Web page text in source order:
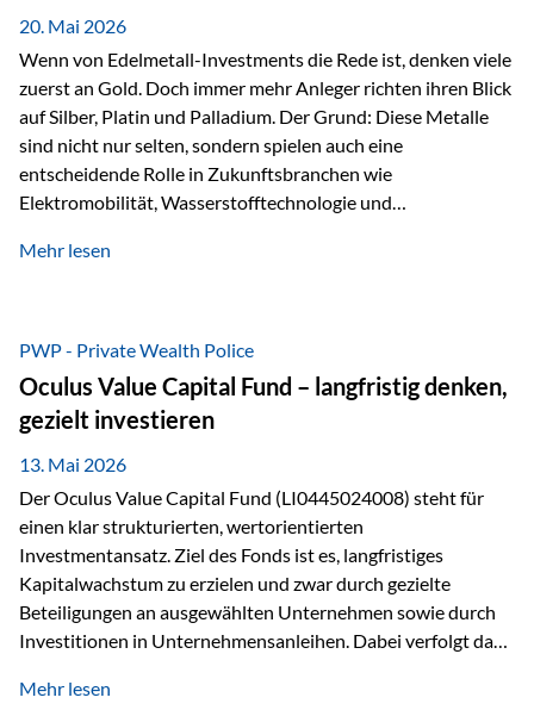
Vertrauensverlust ausfällt, zeigt ein nüchterner
20. Mai 2026
Wenn von Edelmetall-Investments die Rede ist, denken viele
zuerst an Gold. Doch immer mehr Anleger richten ihren Blick
auf Silber, Platin und Palladium. Der Grund: Diese Metalle
sind nicht nur selten, sondern spielen auch eine
entscheidende Rolle in Zukunftsbranchen wie
Elektromobilität, Wasserstofftechnologie und
Faktoren für Investoren – begrenztes Angebot und
klassischer „Sicherheitsanker“ gilt, bieten Silber, Platin und
Palladium zusätzlich die Chance, von technologischen
Entwicklungen zu profitieren. Die Nachfrage entsteht nicht
nur durch Anleger, sondern vor allem durch die Industrie.
Gerade in…
Mehr lesen
PWP - Private Wealth Police
Oculus Value Capital Fund – langfristig denken,
gezielt investieren
13. Mai 2026
Der Oculus Value Capital Fund (LI0445024008) steht für
einen klar strukturierten, wertorientierten
Investmentansatz. Ziel des Fonds ist es, langfristiges
Kapitalwachstum zu erzielen und zwar durch gezielte
Beteiligungen an ausgewählten Unternehmen sowie durch
Investitionen in Unternehmensanleihen. Dabei verfolgt das
Marktbewegungen stehen im Fokus, sondern die
Mehr lesen